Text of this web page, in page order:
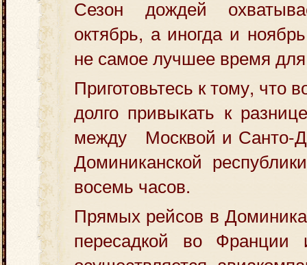
Сезон дождей
октябрь, а иногда и
не самое лучшее время
Приготовьтесь к тому, что
долго привыкать к
между Москвой и Санто-
Доминиканской
восемь часов.
Прямых рейсов в
пересадкой во